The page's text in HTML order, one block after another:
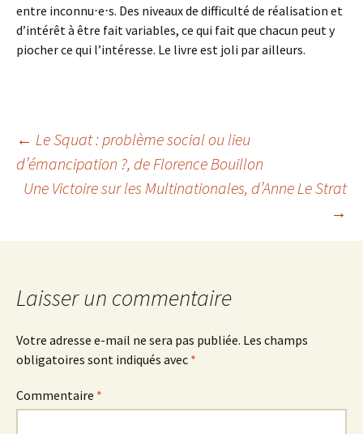
entre inconnu⋅e⋅s. Des niveaux de difficulté de réalisation et
d’intérêt à être fait variables, ce qui fait que chacun peut y
piocher ce qui l’intéresse. Le livre est joli par ailleurs.
Navigation
des
articles
← Le Squat : problème social ou lieu
d’émancipation ?, de Florence Bouillon
Une Victoire sur les Multinationales, d’Anne Le Strat
→
Laisser un commentaire
Votre adresse e-mail ne sera pas publiée. Les champs
obligatoires sont indiqués avec *
Commentaire *